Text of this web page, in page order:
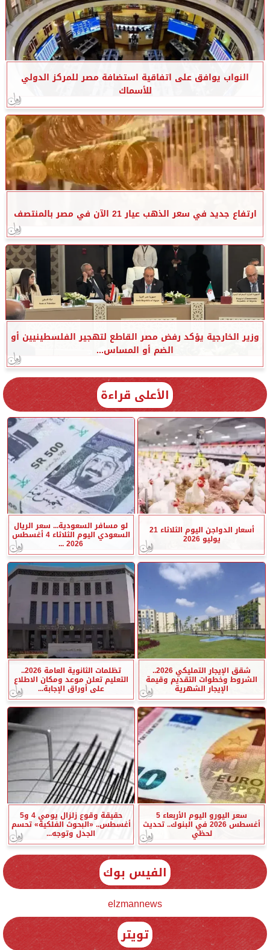
النواب يوافق على اتفاقية استضافة مصر للمركز الدولي
للأسماك
ارتفاع جديد في سعر الذهب عيار 21 الآن في مصر بالمنتصف
وزير الخارجية يؤكد رفض مصر القاطع لتهجير الفلسطينيين أو
الضم أو المساس...
الأعلى قراءة
أسعار الدواجن اليوم الثلاثاء 21
يوليو 2026
لو مسافر السعودية... سعر الريال
السعودي اليوم الثلاثاء 4 أغسطس
2026 ...
شقق الإيجار التمليكي 2026..
الشروط وخطوات التقديم وقيمة
الإيجار الشهرية
تظلمات الثانوية العامة 2026..
التعليم تعلن موعد ومكان الاطلاع
على أوراق الإجابة...
سعر اليورو اليوم الأربعاء 5
أغسطس 2026 في البنوك.. تحديث
لحظي
حقيقة وقوع زلزال يومي 4 و5
أغسطس.. «البحوث الفلكية» تحسم
الجدل وتوجه...
الفيس بوك
elzmannews
تويتر